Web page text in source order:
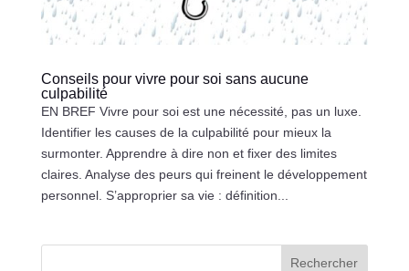
Conseils pour vivre pour soi sans aucune
culpabilité
EN BREF Vivre pour soi est une nécessité, pas un luxe.
Identifier les causes de la culpabilité pour mieux la
surmonter. Apprendre à dire non et fixer des limites
claires. Analyse des peurs qui freinent le développement
personnel. S’approprier sa vie : définition...
Rechercher